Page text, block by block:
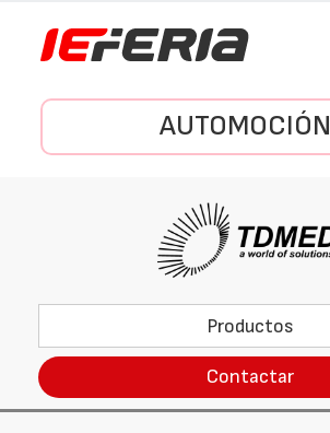
AUTOMOCIÓN
Productos
Contactar